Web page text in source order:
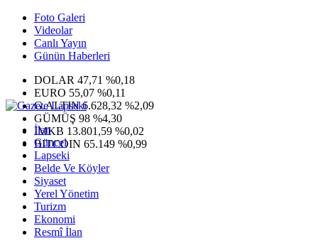
Foto Galeri
Videolar
Canlı Yayın
Günün Haberleri
DOLAR 47,71 %0,18
EURO 55,07 %0,11
G.ALTIN6.628,32 %2,09
GÜMÜŞ 98 %4,30
IMKB 13.801,59 %0,02
BITCOIN 65.149 %0,99
İlan
Güncel
Lapseki
Belde Ve Köyler
Siyaset
Yerel Yönetim
Turizm
Ekonomi
Resmî İlan